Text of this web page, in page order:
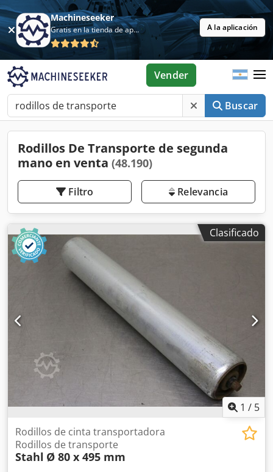
Machineseeker
Gratis en la tienda de aplicaciones A la aplicación
Buscar
Vender
Rodillos De Transporte de segunda
mano en venta (48.190)
Filtro Relevancia
Clasificado
1 / 5
Rodillos de cinta transportadora
Rodillos de transporte
Stahl Ø 80 x 495 mm